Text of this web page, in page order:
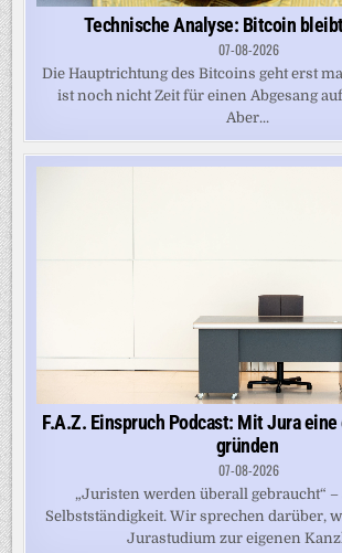
Technische Analyse: Bitcoin
07-08-2026
Die Haupt­richtung des Bitcoins geht erst
ist noch nicht Zeit für einen Abgesang
Aber...
F.A.Z. Einspruch Podcast: Mit Jura
gründen
07-08-2026
„Juristen werden überall gebraucht“
Selbstständigkeit. Wir sprechen darüber,
Jurastudium zur eigenen